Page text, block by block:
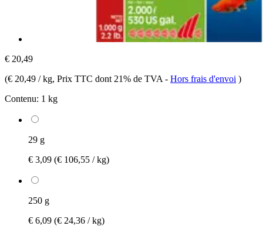
€ 20,49
(€ 20,49 / kg, Prix TTC dont 21% de TVA - Hors frais d'envoi )
Contenu: 1 kg
29 g
€ 3,09 (€ 106,55 / kg)
250 g
€ 6,09 (€ 24,36 / kg)